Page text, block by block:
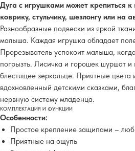
Дуга с игрушками может крепиться к
коврику, стульчику, шезлонгу или на
Разнообразные подвески из яркой
малыша. Каждая игрушка обладает
Прорезыватель успокоит малыша,
погрызть. Лисичка и горошек шуршат
блестящее зеркальце. Приятные
вдохновленный детскими сказками,
нервную систему младенца.
КОМПЛЕКТАЦИЯ И ФУНКЦИИ
Особенности:
Простое крепление защипами –
Приятные на ощупь